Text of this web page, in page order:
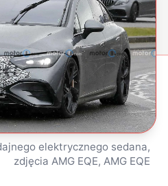
elektrycznego sedana,
zdjęcia AMG EQE, AMG EQE